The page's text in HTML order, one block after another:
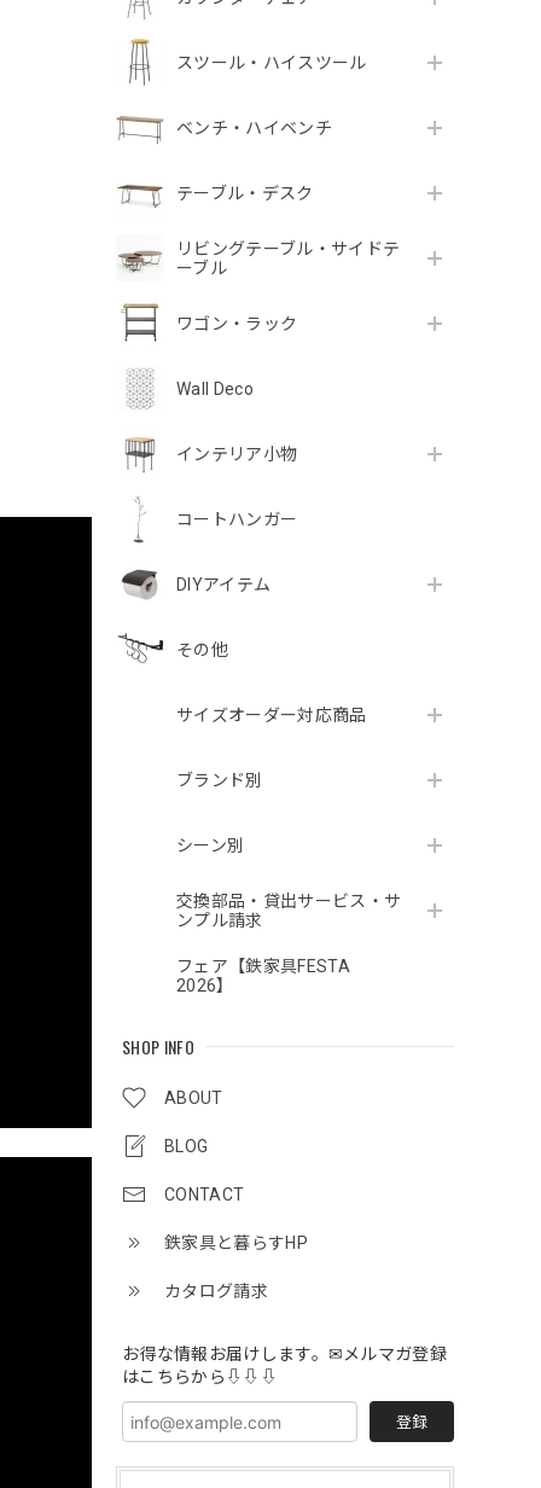
スツール・ハイスツール
ベンチ・ハイベンチ
テーブル・デスク
リビングテーブル・サイドテ
ーブル
ワゴン・ラック
Wall Deco
インテリア小物
コートハンガー
DIYアイテム
その他
サイズオーダー対応商品
ブランド別
シーン別
交換部品・貸出サービス・サ
ンプル請求
フェア【鉄家具FESTA
2026】
SHOP INFO
ABOUT
BLOG
CONTACT
鉄家具と暮らすHP
カタログ請求
お得な情報お届けします。✉メルマガ登録
はこちらから⇩⇩⇩
登録